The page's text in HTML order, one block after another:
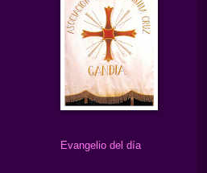
Evangelio del día